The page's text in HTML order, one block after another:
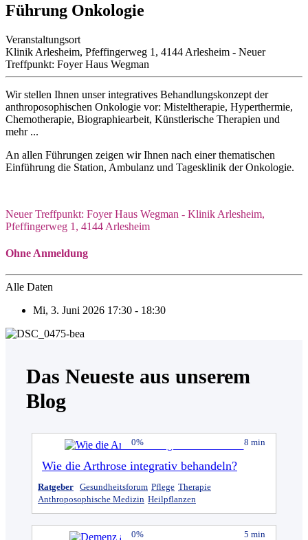
Führung Onkologie
Veranstaltungsort
Klinik Arlesheim, Pfeffingerweg 1, 4144 Arlesheim - Neuer
Treffpunkt: Foyer Haus Wegman
Wir stellen Ihnen unser integratives Behandlungskonzept der
anthroposophischen Onkologie vor: Misteltherapie, Hyperthermie,
Chemotherapie, Biographiearbeit, Künstlerische Therapien und
mehr ...
An allen Führungen zeigen wir Ihnen nach einer thematischen
Einführung die Station, Ambulanz und Tagesklinik der Onkologie.
Neuer Treffpunkt: Foyer Haus Wegman - Klinik Arlesheim,
Pfeffingerweg 1, 4144 Arlesheim
Ohne Anmeldung
Alle Daten
Mi, 3. Juni 2026 17:30 - 18:30
Das Neueste aus unserem
Blog
0% 8 min
Wie die Arthrose integrativ behandeln?
Ratgeber Gesundheitsforum Pflege Therapie
Anthroposophische Medizin Heilpflanzen
0% 5 min